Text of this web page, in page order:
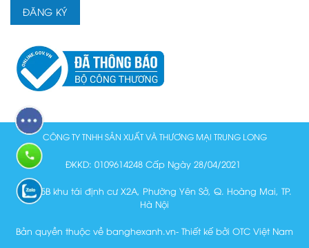
CÔNG TY TNHH SẢN XUẤT VÀ THƯƠNG MẠI TRUNG LONG
ĐKKD: 0109614248 Cấp Ngày 28/04/2021
Lô N15B khu tái định cư X2A, Phường Yên Sở, Q. Hoàng Mai, TP.
Hà Nội
Bản quyền thuộc về banghexanh.vn- Thiết kế bởi OTC Việt Nam